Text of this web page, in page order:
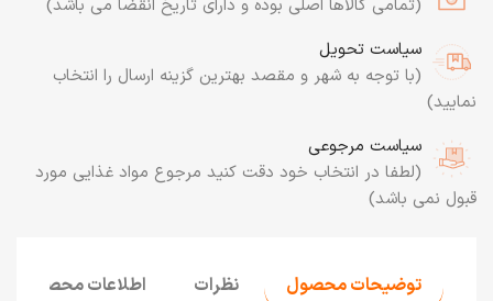
(تمامی کالاها اصلی بوده و دارای تاریخ انقضا می باشد)
سیاست تحویل
(با توجه به شهر و مقصد بهترین گزینه ارسال را انتخاب
نمایید)
سیاست مرجوعی
(لطفا در انتخاب خود دقت کنید مرجوع مواد غذایی مورد
قبول نمی باشد)
توضیحات محصول نظرات اطلاعات محصول